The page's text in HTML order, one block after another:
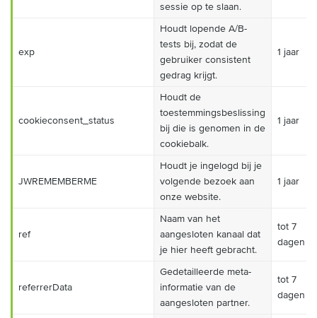
sessie op te slaan.
exp
Houdt lopende A/B-
tests bij, zodat de
gebruiker consistent
gedrag krijgt.
1 jaar
cookieconsent_status
Houdt de
toestemmingsbeslissing
bij die is genomen in de
cookiebalk.
1 jaar
JWREMEMBERME
Houdt je ingelogd bij je
volgende bezoek aan
onze website.
1 jaar
ref
Naam van het
aangesloten kanaal dat
je hier heeft gebracht.
tot 7
dagen
referrerData
Gedetailleerde meta-
informatie van de
aangesloten partner.
tot 7
dagen